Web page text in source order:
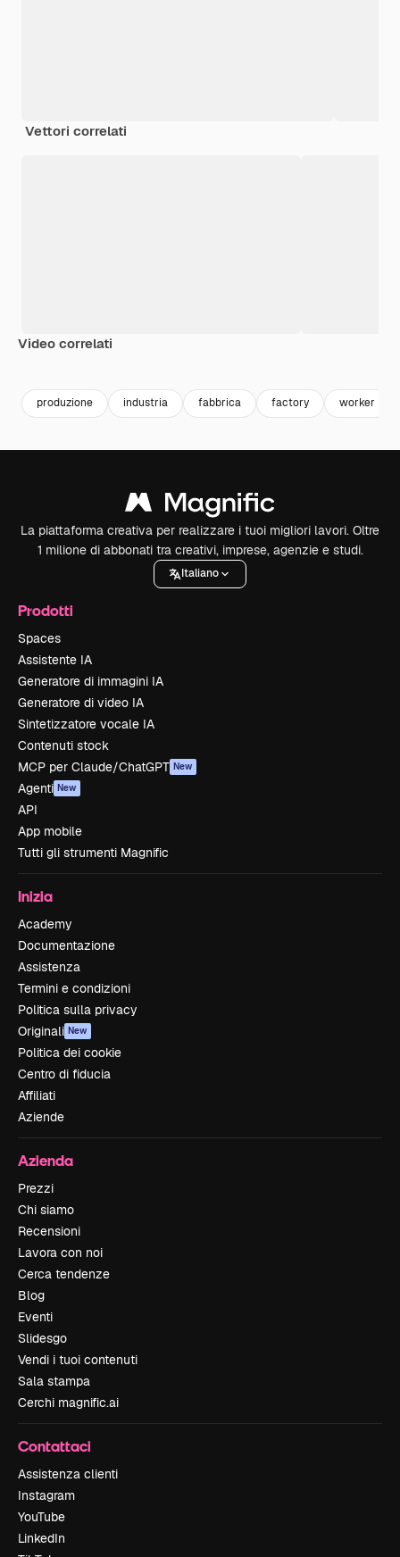
Vettori correlati
Video correlati
produzione industria fabbrica factory worker
La piattaforma creativa per realizzare i tuoi migliori lavori. Oltre
1 milione di abbonati tra creativi, imprese, agenzie e studi.
Italiano
Prodotti
Spaces
Assistente IA
Generatore di immagini IA
Generatore di video IA
Sintetizzatore vocale IA
Contenuti stock
MCP per Claude/ChatGPT New
Agenti New
API
App mobile
Tutti gli strumenti Magnific
Inizia
Academy
Documentazione
Assistenza
Termini e condizioni
Politica sulla privacy
Originali New
Politica dei cookie
Centro di fiducia
Affiliati
Aziende
Azienda
Prezzi
Chi siamo
Recensioni
Lavora con noi
Cerca tendenze
Blog
Eventi
Slidesgo
Vendi i tuoi contenuti
Sala stampa
Cerchi magnific.ai
Contattaci
Assistenza clienti
Instagram
YouTube
LinkedIn